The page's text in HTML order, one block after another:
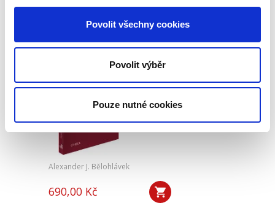
Povolit všechny cookies
Povolit výběr
Pouze nutné cookies
zdánlivém a neplatném...
mezinárodních
Alexander J. Bělohlávek
690,00 Kč